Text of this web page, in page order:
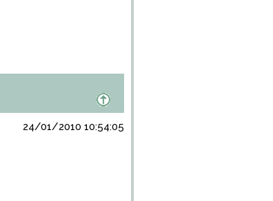
24/01/2010 10:54:05